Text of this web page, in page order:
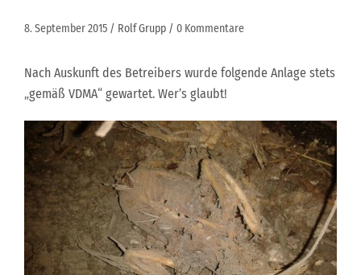
8. September 2015 Rolf Grupp 0 Kommentare
Nach Auskunft des Betreibers wurde folgende Anlage stets
„gemäß VDMA“ gewartet. Wer’s glaubt!